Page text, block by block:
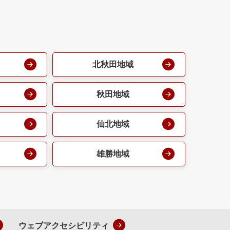
北秋田地域
秋田地域
仙北地域
雄勝地域
ウェブアクセシビリティ